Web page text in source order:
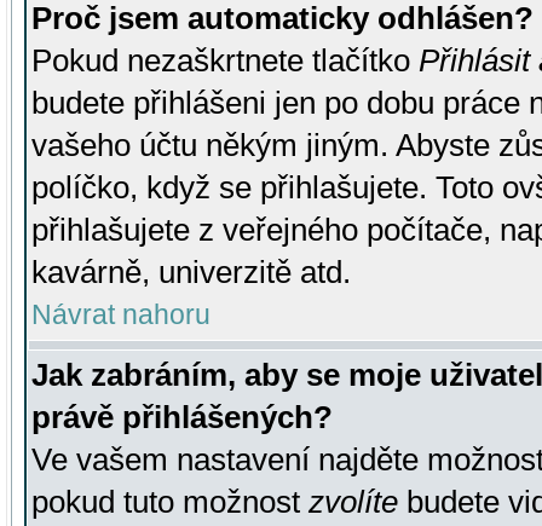
Proč jsem automaticky odhlášen?
Pokud nezaškrtnete tlačítko Přihlásit
budete přihlášeni jen po dobu práce
vašeho účtu někým jiným. Abyste
políčko, když se přihlašujete. Toto
přihlašujete z veřejného počítače,
kavárně, univerzitě atd.
Návrat nahoru
Jak zabráním, aby se moje
právě přihlášených?
Ve vašem nastavení najděte
pokud tuto možnost zvolíte budete